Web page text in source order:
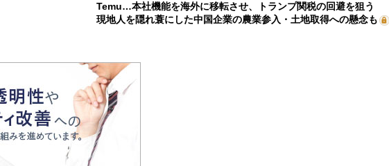
Temu…本社機能を海外に移転させ、トランプ関税の回避を狙う
現地人を隠れ蓑にした中国企業の農業参入・土地取得への懸念も